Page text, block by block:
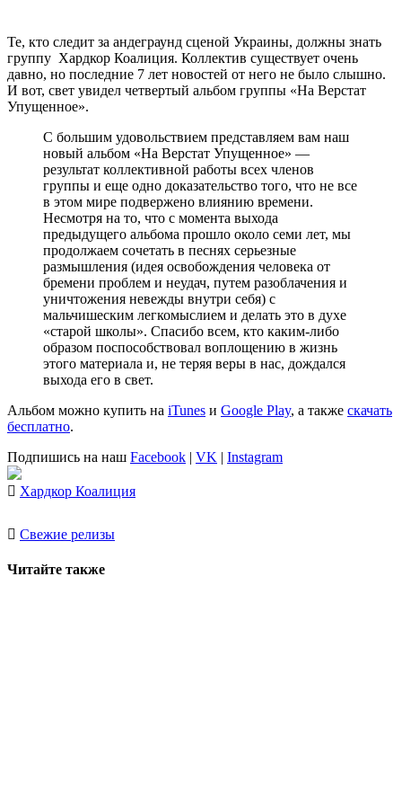
Те, кто следит за андеграунд сценой Украины, должны знать
группу Хардкор Коалиция. Коллектив существует очень
давно, но последние 7 лет новостей от него не было слышно.
И вот, свет увидел четвертый альбом группы «На Верстат
Упущенное».
С большим удовольствием представляем вам наш
новый альбом «На Верстат Упущенное» —
результат коллективной работы всех членов
группы и еще одно доказательство того, что не все
в этом мире подвержено влиянию времени.
Несмотря на то, что с момента выхода
предыдущего альбома прошло около семи лет, мы
продолжаем сочетать в песнях серьезные
размышления (идея освобождения человека от
бремени проблем и неудач, путем разоблачения и
уничтожения невежды внутри себя) с
мальчишеским легкомыслием и делать это в духе
«старой школы». Спасибо всем, кто каким-либо
образом поспособствовал воплощению в жизнь
этого материала и, не теряя веры в нас, дождался
выхода его в свет.
Альбом можно купить на iTunes и Google Play, а также скачать
бесплатно.
Подпишись на наш Facebook | VK | Instagram
Хардкор Коалиция
Свежие релизы
Читайте также